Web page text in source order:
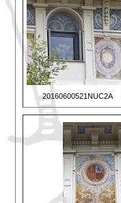
20160600521NUC2A